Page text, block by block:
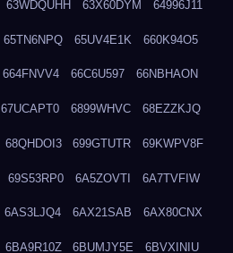
63WDQUHH 63X60DYM 64996J11
65TN6NPQ 65UV4E1K 660K94O5
664FNVV4 66C6U597 66NBHAON
67UCAPT0 6899WHVC 68EZZKJQ
68QHDOI3 699GTUTR 69KWPV8F
69S53RP0 6A5ZOVTI 6A7TVFIW
6AS3LJQ4 6AX21SAB 6AX80CNX
6BA9R10Z 6BUMJY5E 6BVXINIU